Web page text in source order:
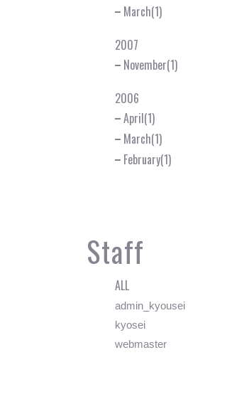
March(1)
2007
November(1)
2006
April(1)
March(1)
February(1)
Staff
ALL
admin_kyousei
kyosei
webmaster